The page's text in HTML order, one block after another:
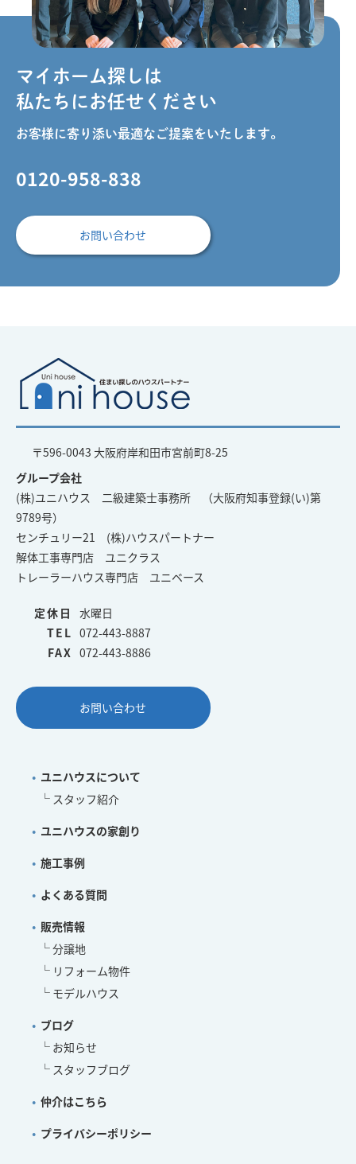
マイホーム探しは
私たちにお任せください
お客様に寄り添い最適なご提案をいたします。
0120-958-838
お問い合わせ
〒596-0043 大阪府岸和田市宮前町8-25
グループ会社
(株)ユニハウス 二級建築士事務所 （大阪府知事登録(い)第
9789号）
センチュリー21 (株)ハウスパートナー
解体工事専門店 ユニクラス
トレーラーハウス専門店 ユニベース
定休日
水曜日
TEL 072-443-8887
FAX 072-443-8886
お問い合わせ
ユニハウスについて
スタッフ紹介
ユニハウスの家創り
施工事例
よくある質問
販売情報
分譲地
リフォーム物件
モデルハウス
ブログ
お知らせ
スタッフブログ
仲介はこちら
プライバシーポリシー